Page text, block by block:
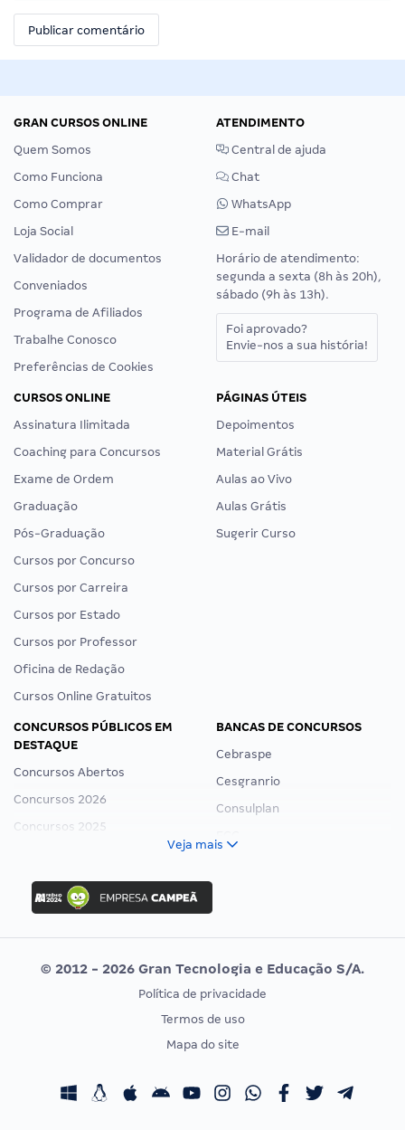
GRAN CURSOS ONLINE
Quem Somos
Como Funciona
Como Comprar
Loja Social
Validador de documentos
Conveniados
Programa de Afiliados
Trabalhe Conosco
Preferências de Cookies
ATENDIMENTO
Central de ajuda
Chat
WhatsApp
E-mail
Horário de atendimento:
segunda a sexta (8h às 20h),
sábado (9h às 13h).
Foi aprovado?
Envie-nos a sua história!
CURSOS ONLINE
Assinatura Ilimitada
Coaching para Concursos
Exame de Ordem
Graduação
Pós-Graduação
Cursos por Concurso
Cursos por Carreira
Cursos por Estado
Cursos por Professor
Oficina de Redação
Cursos Online Gratuitos
PÁGINAS ÚTEIS
Depoimentos
Material Grátis
Aulas ao Vivo
Aulas Grátis
Sugerir Curso
CONCURSOS PÚBLICOS EM
DESTAQUE
Concursos Abertos
Concursos 2026
Concursos 2025
Concurso Ibama
Concurso MPU
Editais publicados
BANCAS DE CONCURSOS
Cebraspe
Cesgranrio
Consulplan
Vunesp
CONCURSOS POR PROFISSÃO
Concursos Fiscais
EXAME DE ORDEM
Calendário OAB
Veja mais
© 2012 - 2026 Gran Tecnologia e Educação S/A.
Política de privacidade
Termos de uso
Mapa do site